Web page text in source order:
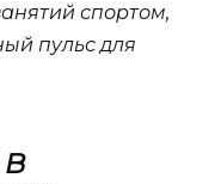
спортом,
пульс для